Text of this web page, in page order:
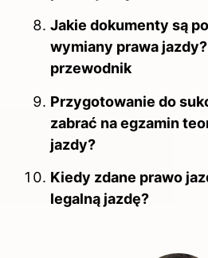
Jakie dokumenty są
wymiany prawa
przewodnik
Przygotowanie do
zabrać na egzamin
jazdy?
Kiedy zdane prawo
legalną jazdę?